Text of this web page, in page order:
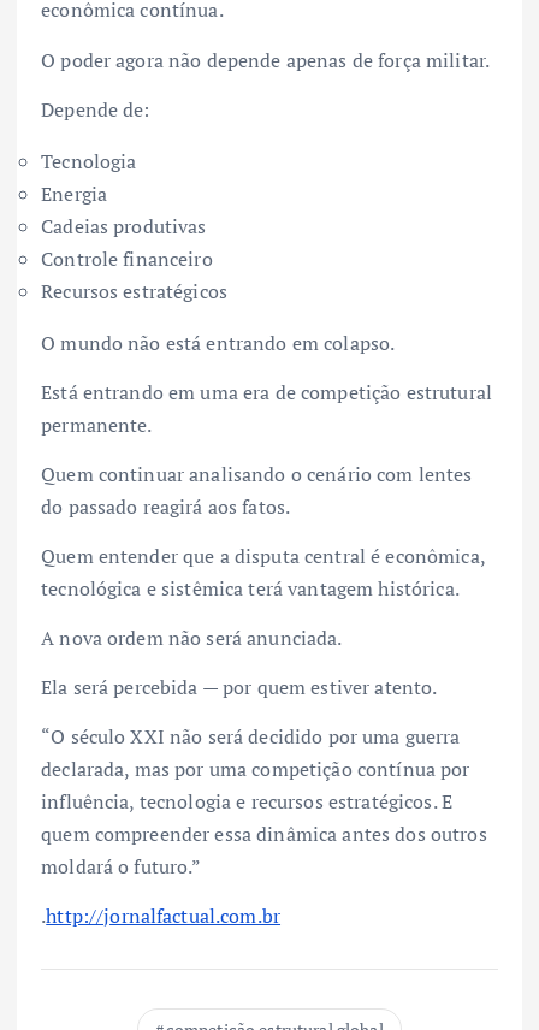
econômica contínua.
O poder agora não depende apenas de força militar.
Depende de:
Tecnologia
Energia
Cadeias produtivas
Controle financeiro
Recursos estratégicos
O mundo não está entrando em colapso.
Está entrando em uma era de competição estrutural
permanente.
Quem continuar analisando o cenário com lentes
do passado reagirá aos fatos.
Quem entender que a disputa central é econômica,
tecnológica e sistêmica terá vantagem histórica.
A nova ordem não será anunciada.
Ela será percebida — por quem estiver atento.
“O século XXI não será decidido por uma guerra
declarada, mas por uma competição contínua por
influência, tecnologia e recursos estratégicos. E
quem compreender essa dinâmica antes dos outros
moldará o futuro.”
.http://jornalfactual.com.br